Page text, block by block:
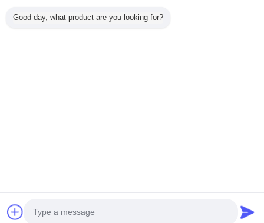
Tutti i prodotti
Developed by
Good day, what product are you looking for?